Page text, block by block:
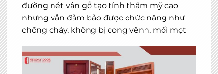
đường nét vân gỗ tạo tính thẩm mỹ cao
nhưng vẫn đảm bảo được chức năng như
chống cháy, không bị cong vênh, mối mọt